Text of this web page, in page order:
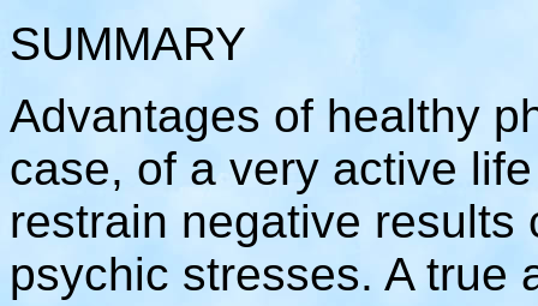
SUMMARY
Advantages of healthy
case, of a very active
restrain negative results
psychic stresses. A true